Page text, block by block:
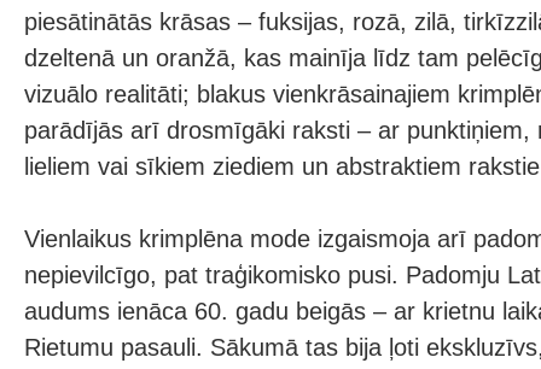
piesātinātās krāsas – fuksijas, rozā, zilā,
dzeltenā un oranžā, kas mainīja līdz tam
vizuālo realitāti; blakus vienkrāsainajiem
parādījās arī drosmīgāki raksti – ar punktiņiem,
lieliem vai sīkiem ziediem un abstraktiem
Vienlaikus krimplēna mode izgaismoja arī
nepievilcīgo, pat traģikomisko pusi. Padomju
audums ienāca 60. gadu beigās – ar krietnu
Rietumu pasauli. Sākumā tas bija ļoti